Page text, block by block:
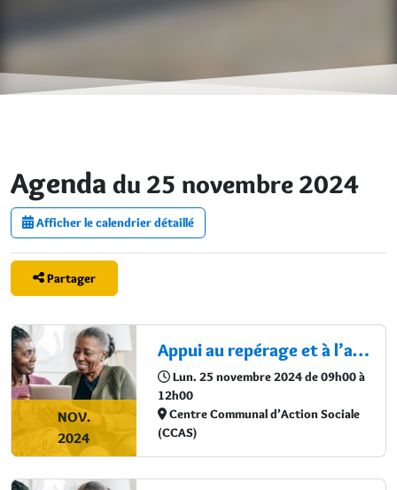
Agenda du 25 novembre 2024
Afficher le calendrier détaillé
Partager
NOV.
2024
Appui au repérage et à l’accompagnement des séniors vulnérables
Lun. 25 novembre 2024 de 09h00 à
12h00
Centre Communal d’Action Sociale
(CCAS)